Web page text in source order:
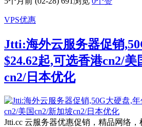
VPS优惠
Jtti:海外云服务器促销
$24.62起,可选香港cn2/美
cn2/日本优化
Jtti.cc 云服务器优惠促销，精品网络